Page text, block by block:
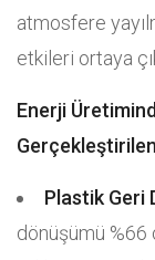
atmosfere
etkileri ortaya
Enerji
Plastik Geri
dönüşümü %66